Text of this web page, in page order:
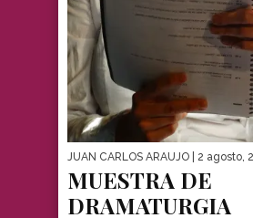
JUAN CARLOS ARAUJO | 2 agosto,
MUESTRA DE
DRAMATURGIA